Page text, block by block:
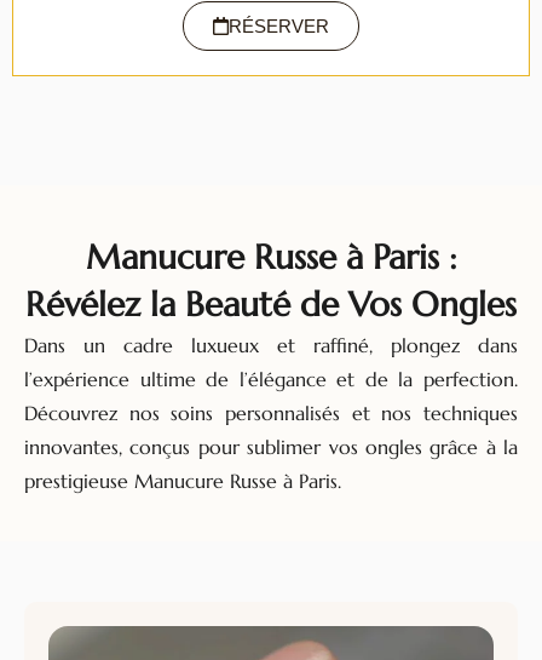
RÉSERVER
Manucure Russe à Paris :
Révélez la Beauté de Vos Ongles
Dans un cadre luxueux et raffiné, plongez dans
l’expérience ultime de l’élégance et de la perfection.
Découvrez nos soins personnalisés et nos techniques
innovantes, conçus pour sublimer vos ongles grâce à la
prestigieuse Manucure Russe à Paris.